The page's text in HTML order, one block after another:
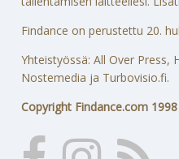
Findance on perustettu 20.
Yhteistyössä: All Over Press,
Nostemedia ja Turbovisio.fi.
Copyright Findance.com